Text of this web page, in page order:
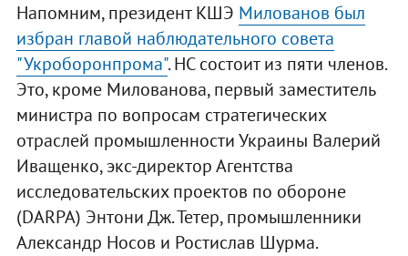
Напомним, президент КШЭ Милованов был
избран главой наблюдательного совета
"Укроборонпрома". НС состоит из пяти членов.
Это, кроме Милованова, первый заместитель
министра по вопросам стратегических
отраслей промышленности Украины Валерий
Иващенко, экс-директор Агентства
исследовательских проектов по обороне
(DARPA) Энтони Дж. Тетер, промышленники
Александр Носов и Ростислав Шурма.